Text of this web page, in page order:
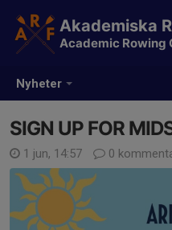
Nyheter
Akademiska
Academic Rowing
SIGN UP FOR
1 jun, 14:57 0